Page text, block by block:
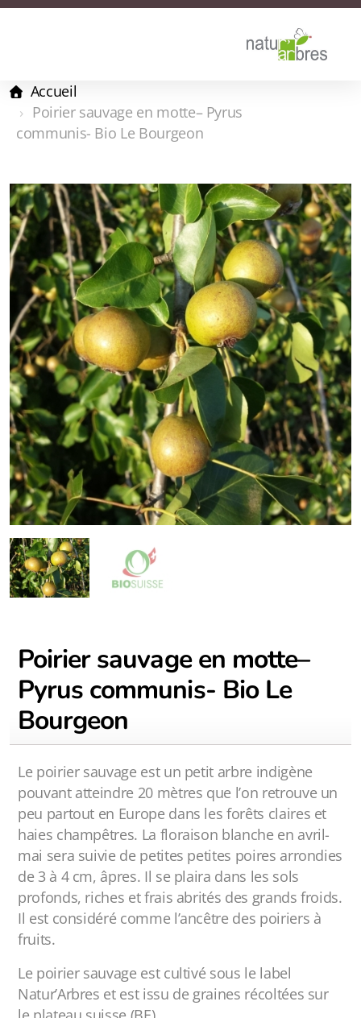
Accueil
Poirier sauvage en motte– Pyrus
communis- Bio Le Bourgeon
Poirier sauvage en motte–
Pyrus communis- Bio Le
Bourgeon
Le poirier sauvage est un petit arbre indigène
pouvant atteindre 20 mètres que l’on retrouve un
peu partout en Europe dans les forêts claires et
haies champêtres. La floraison blanche en avril-
mai sera suivie de petites petites poires arrondies
de 3 à 4 cm, âpres. Il se plaira dans les sols
profonds, riches et frais abrités des grands froids.
Il est considéré comme l’ancêtre des poiriers à
fruits.
Le poirier sauvage est cultivé sous le label
Natur’Arbres et est issu de graines récoltées sur